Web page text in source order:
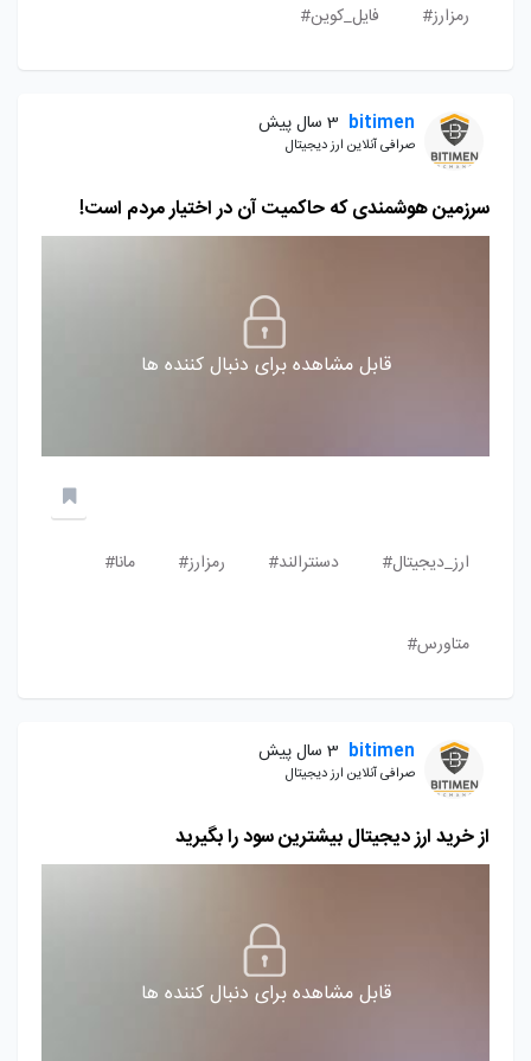
رمزارز# فایل_کوین#
bitimen 3 سال پیش
صرافی آنلاین ارز دیجیتال
‌سرزمین هوشمندی که حاکمیت آن در اختیار مردم است!
قابل مشاهده برای دنبال کننده ها
ارز_دیجیتال# دسنترالند# رمزارز# مانا#
متاورس#
bitimen 3 سال پیش
صرافی آنلاین ارز دیجیتال
از خرید ارز دیجیتال بیشترین سود را بگیرید
قابل مشاهده برای دنبال کننده ها